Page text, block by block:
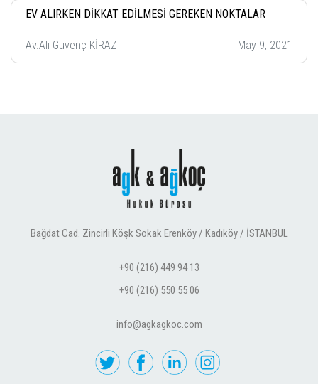
EV ALIRKEN DİKKAT EDİLMESİ GEREKEN NOKTALAR
Av.Ali Güvenç KİRAZ May 9, 2021
Bağdat Cad. Zincirli Köşk Sokak Erenköy / Kadıköy / İSTANBUL
+90 (216) 449 94 13
+90 (216) 550 55 06
info@agkagkoc.com